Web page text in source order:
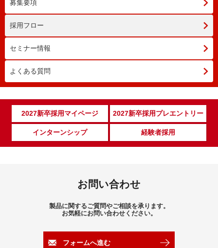
募集要項
採用フロー
セミナー情報
よくある質問
2027新卒採用マイページ 2027新卒採用プレエントリー
インターンシップ 経験者採用
お問い合わせ
製品に関するご質問やご相談を承ります。
お気軽にお問い合わせください。
フォームへ進む